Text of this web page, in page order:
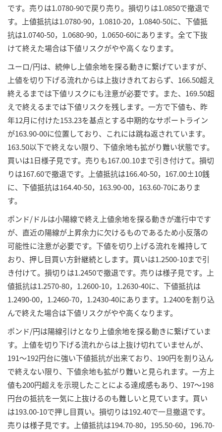
です。売りは1.0780-90で戻り売り。損切りは1.0850で撤退で
す。上値抵抗は1.0780-90，1.0810-20，1.0840-50に、下値抵
抗は1.0740-50，1.0680-90，1.0650-60にあります。全て下抜
けて終えた場合は下値リスクがやや高くなります。
ユーロ/円は、続伸し上値余地を探る動きに繋げていますが、
上値を切り下げる流れからは上抜けきれておらず、166.50超え
終えるまでは下値リスクにも注意が必要です。また、169.50超
えで終えるまでは下値リスクを残します。一方で下値も、昨
年12月に付けた153.23を基点とする中期的なサポートライン
が163.90-00に位置しており、これには跳ね返されています。
163.50以下で終えない限り、下値余地も拡がり難い状態です。
買いは1日様子見です。売りも167.00₋10まで引き付けて。損切
りは167.60で撤退です。上値抵抗は166.40-50，167.00±10銭
に、下値抵抗は164.40-50，163.90-00，163.60-70にありま
す。
ポンド/ドルは小陽線で終え上値余地を探る動きが進行中です
が、直近の陽線が上昇余力に欠けるものであるため小反落の
可能性に注意が必要です。下値を切り上げる流れを維持して
おり、押し目買い方針継続とします。買いは1.2500-10まで引
き付けて。損切りは1.2450で撤退です。売りは様子見です。上
値抵抗は1.2570-80，1.2600-10，1.2630-40に、下値抵抗は
1.2490-00，1.2460-70，1.2430-40にあります。1.2400を割り込
んで終えた場合は下値リスクがやや高くなります。
ポンド/円は陽線引けとなり上値余地を探る動きに繋げていま
す。上値を切り下げる流れからは上抜け切れていませんが、
191～192円台に強い下値抵抗が出来ており、190円を割り込ん
で終えない限り、下値余地も拡がり難いと見られます。一方上
値も200円超えを示現したことによる達成感もあり、197～198
円台の抵抗を一気に上抜けるのも難しいと見ています。買い
は193.00-10で押し目買い。損切りは192.40で一旦撤退です。
売りは様子見です。上値抵抗は194.70-80，195.50-60，196.70-